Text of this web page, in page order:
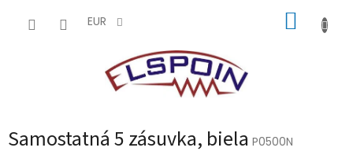
EUR
Samostatná 5 zásuvka, biela P0500N